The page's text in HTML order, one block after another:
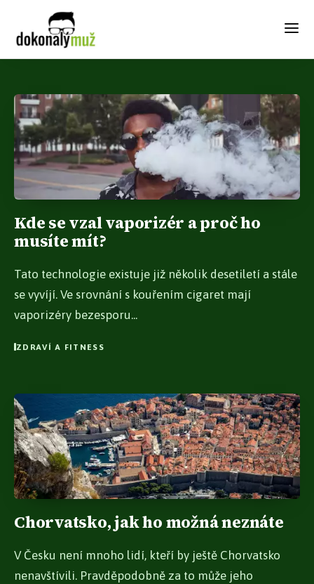
Kde se vzal vaporizér a proč ho
musíte mít?
Tato technologie existuje již několik desetiletí a stále
se vyvíjí. Ve srovnání s kouřením cigaret mají
vaporizéry bezesporu...
ZDRAVÍ A FITNESS
Chorvatsko, jak ho možná neznáte
V Česku není mnoho lidí, kteří by ještě Chorvatsko
nenavštívili. Pravděpodobně za to může jeho